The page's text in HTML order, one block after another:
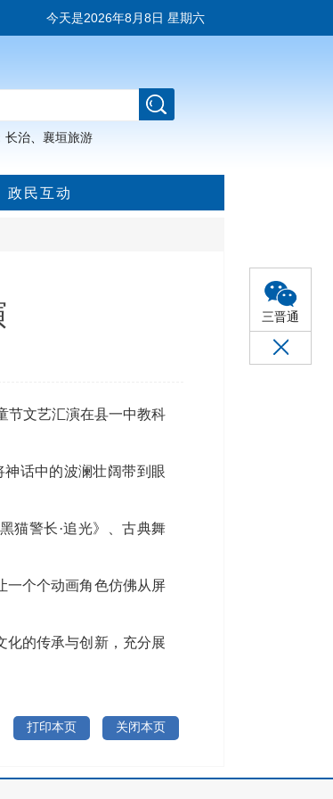
三晋通
今天是2026年8月8日 星期六
长治 襄垣旅游
政民互动
节文艺汇演在县一中教科
话中的波澜壮阔带到眼
猫警长·追光》、古典舞
一个个动画角色仿佛从屏
化的传承与创新，充分展
打印本页 关闭本页